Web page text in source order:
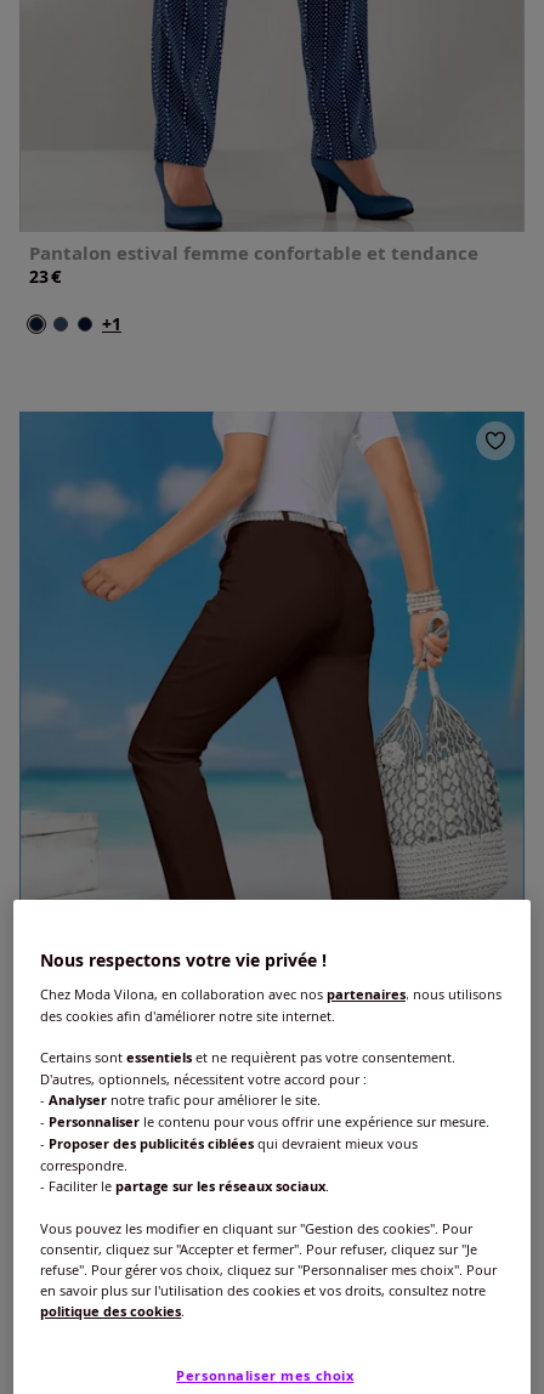
Pantalon estival femme confortable et tendance
23€
+1
Jean femme taille haute coupe flatteuse
37 €
+13
Nous respectons votre vie privée !
Chez Moda Vilona, en collaboration avec nospartenaires, nous utilisons
des cookies afin d'améliorer notre site internet.
Certains sontessentiels et ne requièrent pas votre consentement.
D'autres, optionnels, nécessitent votre accord pour :
-Analyser notre trafic pour améliorer le site.
- Personnaliser le contenu pour vous offrir une expérience sur mesure.
- Proposer des publicités ciblées qui devraient mieux vous
correspondre.
- Faciliter lepartage sur les réseaux sociaux.
Vous pouvez les modifier en cliquant sur "Gestion des cookies". Pour
consentir, cliquez sur "Accepter et fermer". Pour refuser, cliquez sur "Je
refuse". Pour gérer vos choix, cliquez sur "Personnaliser mes choix". Pour
en savoir plus sur l'utilisation des cookies et vos droits, consultez notre
politique des cookies.
Personnaliser mes choix